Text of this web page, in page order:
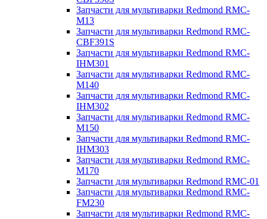
Запчасти для мультиварки Redmond RMC-
M13
Запчасти для мультиварки Redmond RMC-
CBF391S
Запчасти для мультиварки Redmond RMC-
IHM301
Запчасти для мультиварки Redmond RMC-
M140
Запчасти для мультиварки Redmond RMC-
IHM302
Запчасти для мультиварки Redmond RMC-
M150
Запчасти для мультиварки Redmond RMC-
IHM303
Запчасти для мультиварки Redmond RMC-
M170
Запчасти для мультиварки Redmond RMC-01
Запчасти для мультиварки Redmond RMC-
FM230
Запчасти для мультиварки Redmond RMC-